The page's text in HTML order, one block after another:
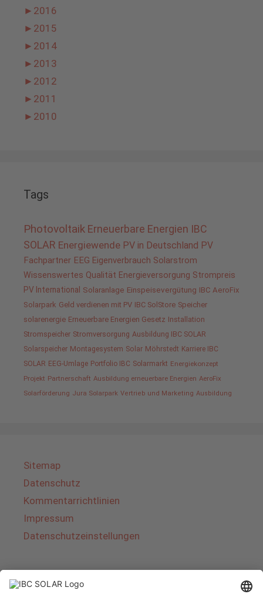
► 2016
► 2015
► 2014
► 2013
► 2012
► 2011
► 2010
Tags
Photovoltaik Erneuerbare Energien IBC
SOLAR Energiewende PV in Deutschland PV
Fachpartner EEG Eigenverbrauch Solarstrom
Wissenswertes Qualität Energieversorgung Strompreis
PV International Solaranlage Einspeisevergütung IBC AeroFix
Solarpark Geld verdienen mit PV IBC SolStore Speicher
solarenergie Erneuerbare Energien Gesetz Installation
Stromspeicher Stromversorgung Ausbildung IBC SOLAR
Solarspeicher Montagesystem Solar Möhrstedt Karriere IBC
SOLAR EEG-Umlage Portfolio IBC Solarmarkt Energiekonzept
Projekt Partnerschaft Ausbildung erneuerbare Energien AeroFix
Solarförderung Jura Solarpark Vertrieb und Marketing Ausbildung
Sitemap
Datenschutz
Kommentarrichtlinien
Impressum
Datenschutzeinstellungen
Über IBC SOLAR